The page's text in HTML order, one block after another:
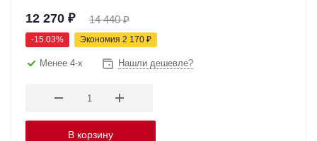
12 270 ₽ 14 440₽
-15.03% Экономия 2 170 ₽
Менее 4-х Нашли дешевле?
В корзину